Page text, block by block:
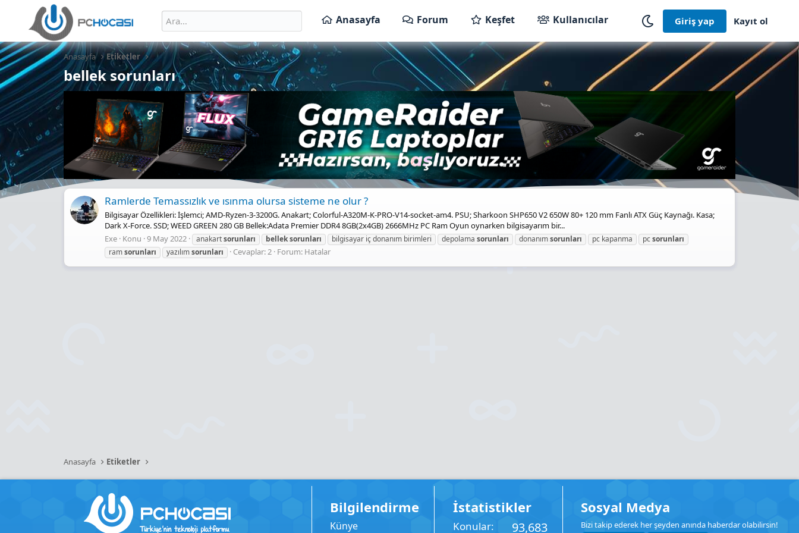
Anasayfa Forum Keşfet Kullanıcılar Giriş yap Kayıt ol
Anasayfa Etiketler
bellek sorunları
Ramlerde Temassızlık ve ısınma olursa sisteme ne olur ?
Bilgisayar Özellikleri: İşlemci; AMD-Ryzen-3-3200G. Anakart; Colorful-A320M-K-PRO-V14-socket-am4. PSU; Sharkoon SHP650 V2 650W 80+ 120 mm Fanlı ATX Güç Kaynağı. Kasa;
Dark X-Force. SSD; WEED GREEN 280 GB Bellek:Adata Premier DDR4 8GB(2x4GB) 2666MHz PC Ram Oyun oynarken bilgisayarım bir...
Exe Konu 9 May 2022 anakartsorunları belleksorunları bilgisayar iç donanım birimleri depolama sorunları donanımsorunları pc kapanma pcsorunları
ramsorunları yazılımsorunları Cevaplar: 2 Forum: Hatalar
Anasayfa Etiketler
Bilgilendirme
Künye
İstatistikler
Konular 93,683
Sosyal Medya
Bizi takip ederek her şeyden anında haberdar olabilirsin!